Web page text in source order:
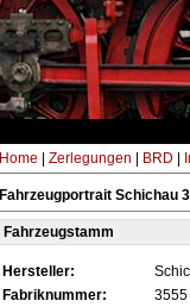
Home Zerlegungen BRD
Fahrzeugportrait Schichau
Fahrzeugstamm
Hersteller:
Fabriknummer:
3555